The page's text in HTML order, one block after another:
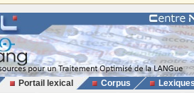
Portail lexical Corpus